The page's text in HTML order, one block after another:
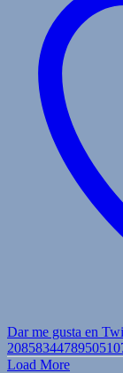
Dar me gusta en
Load More